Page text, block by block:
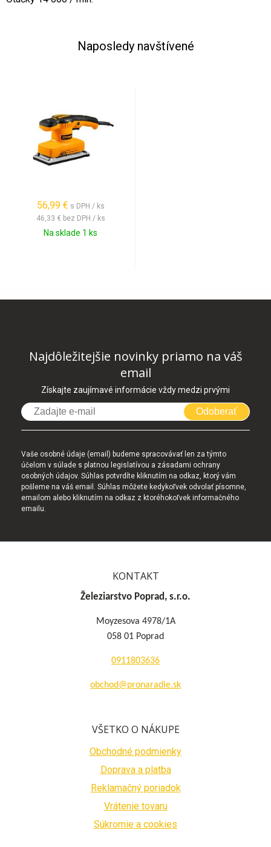
Naposledy navštívené
56,99 € s DPH / ks
46,33 € bez DPH / ks
Na sklade 1 ks
Najdôležitejšie novinky priamo na váš
email
Získajte zaujímavé informácie vždy medzi prvými
Odoberať
Vaše osobné údaje (email) budeme spracovávať len za týmto
účelom v súlade s platnou legislatívou a zásadami ochrany
osobných údajov. Súhlas potvrdíte kliknutím na odkaz, ktorý vám
pošleme na váš email. Súhlas môžete kedykoľvek odvolať písomne,
emailom alebo kliknutím na odkaz z ktoréhokoľvek informačného
emailu.
KONTAKT
Železiarstvo Poprad, s.r.o.
Moyzesova 4978/1A
058 01 Poprad
0911803636
obchod@pronaradie.sk
VŠETKO O NÁKUPE
Obchodné podmienky
Doprava a platba
Reklamačný poriadok
Vrátenie tovaru
Súkromie a cookies